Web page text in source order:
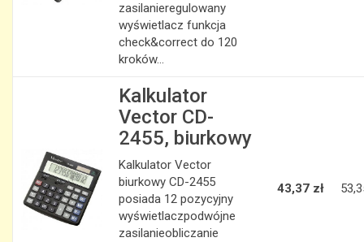
zasilanieregulowany
wyświetlacz funkcja
check&correct do 120
kroków...
Kalkulator
Vector CD-
2455, biurkowy
Kalkulator Vector
biurkowy CD-2455
posiada 12 pozycyjny
wyświetlaczpodwójne
zasilanieobliczanie
43,37 zł